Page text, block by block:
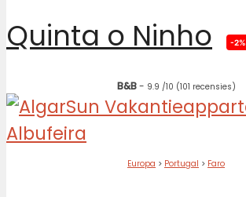
Quinta o Ninho -2%
B&B- 9.9 /10 (101 recensies)
Europa > Portugal > Faro